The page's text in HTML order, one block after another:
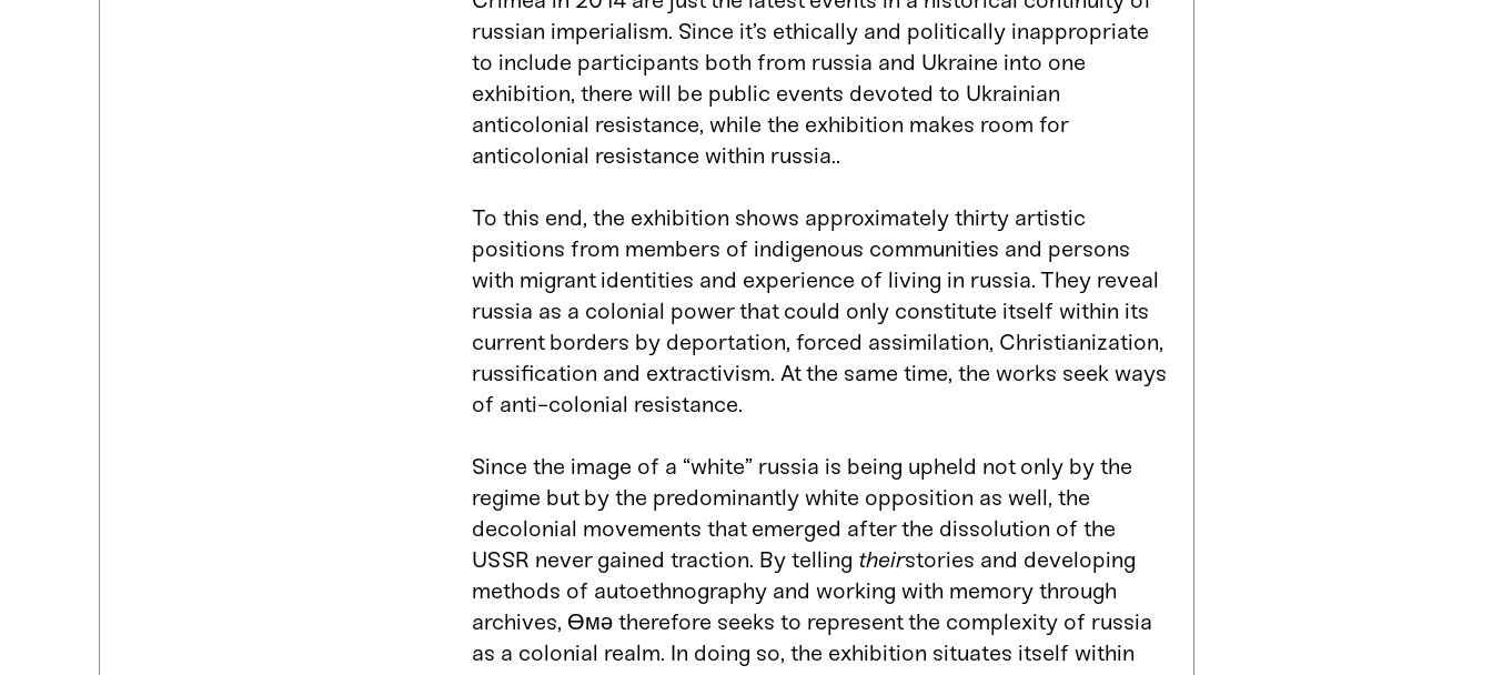
russian imperialism. Since it’s ethically and politically inappropriate
to include participants both from russia and Ukraine into one
exhibition, there will be public events devoted to Ukrainian
anticolonial resistance, while the exhibition makes room for
anticolonial resistance within russia..
To this end, the exhibition shows approximately thirty artistic
positions from members of indigenous communities and persons
with migrant identities and experience of living in russia. They reveal
russia as a colonial power that could only constitute itself within its
current borders by deportation, forced assimilation, Christianization,
russification and extractivism. At the same time, the works seek ways
of anti-colonial resistance.
Since the image of a “white” russia is being upheld not only by the
regime but by the predominantly white opposition as well, the
decolonial movements that emerged after the dissolution of the
USSR never gained traction. By telling theirstories and developing
methods of autoethnography and working with memory through
archives, Өмә therefore seeks to represent the complexity of russia
as a colonial realm. In doing so, the exhibition situates itself within